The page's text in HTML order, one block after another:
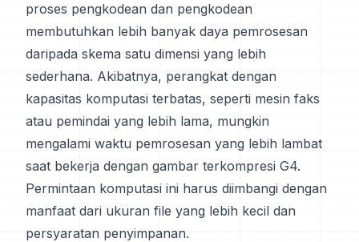
proses pengkodean dan pengkodean
membutuhkan lebih banyak daya pemrosesan
daripada skema satu dimensi yang lebih
sederhana. Akibatnya, perangkat dengan
kapasitas komputasi terbatas, seperti mesin faks
atau pemindai yang lebih lama, mungkin
mengalami waktu pemrosesan yang lebih lambat
saat bekerja dengan gambar terkompresi G4.
Permintaan komputasi ini harus diimbangi dengan
manfaat dari ukuran file yang lebih kecil dan
persyaratan penyimpanan.